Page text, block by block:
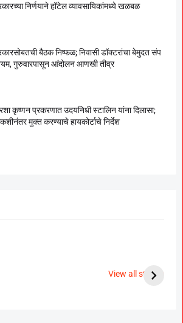
निर्णयाने हॉटेल व्यावसायिकांमध्ये खळबळ
बैठक निष्फळ; निवासी डॉक्टरांचा बेमुदत संप
गुरुवारपासून आंदोलन आणखी तीव्र
कृष्णन प्रकरणात उदयनिधी स्टालिन यांना दिलासा;
मुक्त करण्याचे हायकोर्टाचे निर्देश
View all stories